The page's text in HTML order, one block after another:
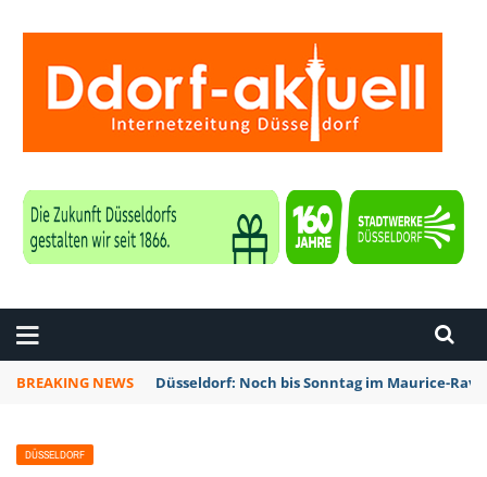
BREAKING NEWS Düsseldorf: Noch bis Sonntag im Maurice-
DÜSSELDORF